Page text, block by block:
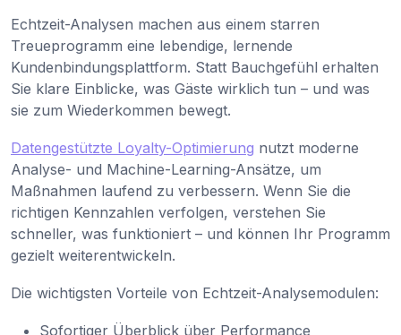
Echtzeit-Analysen machen aus einem starren
Treueprogramm eine lebendige, lernende
Kundenbindungsplattform. Statt Bauchgefühl erhalten
Sie klare Einblicke, was Gäste wirklich tun – und was
sie zum Wiederkommen bewegt.
Datengestützte Loyalty-Optimierung nutzt moderne
Analyse- und Machine-Learning-Ansätze, um
Maßnahmen laufend zu verbessern. Wenn Sie die
richtigen Kennzahlen verfolgen, verstehen Sie
schneller, was funktioniert – und können Ihr Programm
gezielt weiterentwickeln.
Die wichtigsten Vorteile von Echtzeit-Analysemodulen:
Sofortiger Überblick über Performance